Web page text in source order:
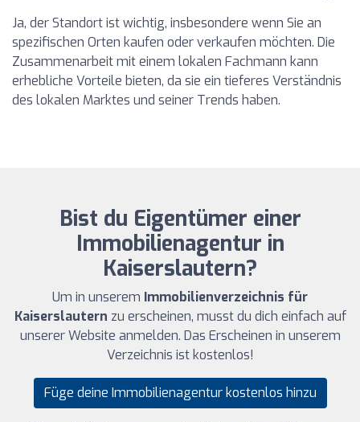
Ja, der Standort ist wichtig, insbesondere wenn Sie an
spezifischen Orten kaufen oder verkaufen möchten. Die
Zusammenarbeit mit einem lokalen Fachmann kann
erhebliche Vorteile bieten, da sie ein tieferes Verständnis
des lokalen Marktes und seiner Trends haben.
Bist du Eigentümer einer
Immobilienagentur in
Kaiserslautern?
Um in unserem Immobilienverzeichnis für
Kaiserslautern zu erscheinen, musst du dich einfach auf
unserer Website anmelden. Das Erscheinen in unserem
Verzeichnis ist kostenlos!
Füge deine Immobilienagentur kostenlos hinzu